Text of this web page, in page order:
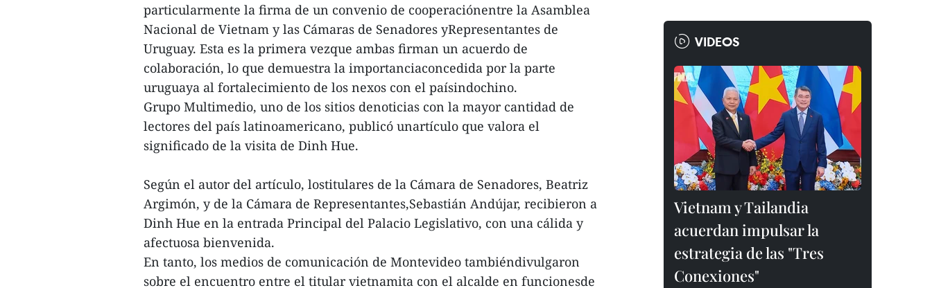
particularmente la firma de un convenio de cooperaciónentre la Asamblea
Nacional de Vietnam y las Cámaras de Senadores yRepresentantes de
Uruguay. Esta es la primera vezque ambas firman un acuerdo de
colaboración, lo que demuestra la importanciaconcedida por la parte
uruguaya al fortalecimiento de los nexos con el paísindochino.
Grupo Multimedio, uno de los sitios denoticias con la mayor cantidad de
lectores del país latinoamericano, publicó unartículo que valora el
significado de la visita de Dinh Hue.
Según el autor del artículo, lostitulares de la Cámara de Senadores, Beatriz
Argimón, y de la Cámara de Representantes,Sebastián Andújar, recibieron a
Dinh Hue en la entrada Principal del Palacio Legislativo, con una cálida y
afectuosa bienvenida.
En tanto, los medios de comunicación de Montevideo tambiéndivulgaron
sobre el encuentro entre el titular vietnamita con el alcalde en funcionesde
VIDEOS
Vietnam y Tailandia
acuerdan impulsar la
estrategia de las "Tres
Conexiones"